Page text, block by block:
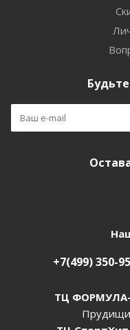
+7(499) 350-
ТЦ